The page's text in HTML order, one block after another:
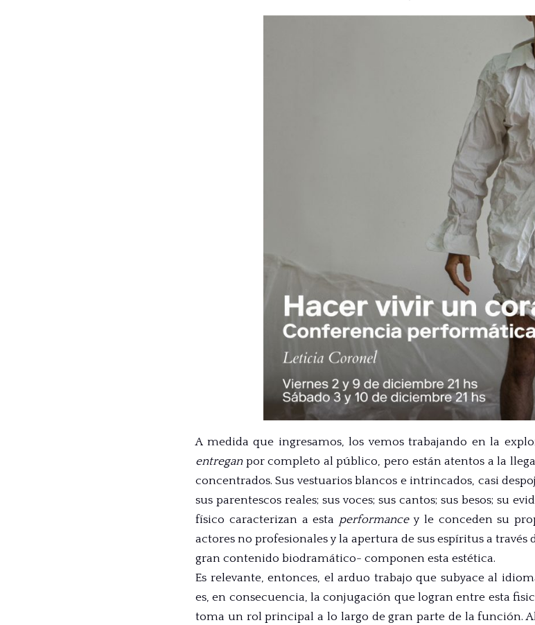
A medida que ingresamos, los vemos trabajando en la
entreganpor completo al público, pero están atentos a la
concentrados.Sus vestuarios blancos e intrincados, casi
sus parentescos reales; sus voces; sus cantos; sus besos; su
físico caracterizan a esta performancey le conceden su
actores no profesionales y la apertura de sus espíritus a través
gran contenido biodramático- componen esta estética.
Es relevante, entonces, el arduo trabajo que subyace al
es, en consecuencia, la conjugación que logran entre esta
toma un rol principal a lo largo de gran parte de la función.